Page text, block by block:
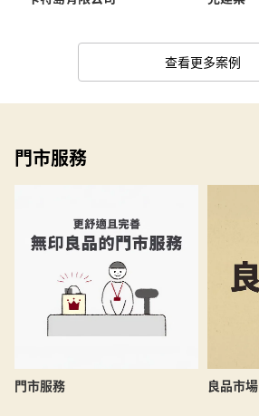
查看更多案例
門市服務
門市服務 良品市場